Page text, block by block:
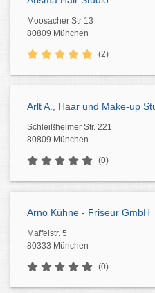
Moosacher Str 13
80809 München
(2)
Arlt A., Haar und Make-up
Schleißheimer Str. 221
80809 München
(0)
Arno Kühne - Friseur GmbH
Maffeistr. 5
80333 München
(0)